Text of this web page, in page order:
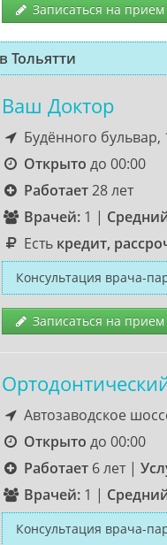
Записаться на прием
Тольятти
Ваш Доктор
Будённого бульвар,
Открыто до 00:00
Работает28 лет
Врачей:1 |
Есть кредит,
Консультация врача-
Записаться на прием
Автозаводское
Открыто до 00:00
Работает6 лет |
Врачей:1 |
Консультация врача-